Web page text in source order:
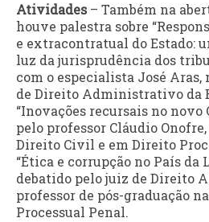
Atividades – Também na
houve palestra sobre
e extracontratual do Estado:
luz da jurisprudência dos
com o especialista José
de Direito Administrativo da
“Inovações recursais no novo
pelo professor Cláudio
Direito Civil e em Direito
“Ética e corrupção no País da
debatido pelo juiz de Direito
professor de pós-graduação
Processual Penal.